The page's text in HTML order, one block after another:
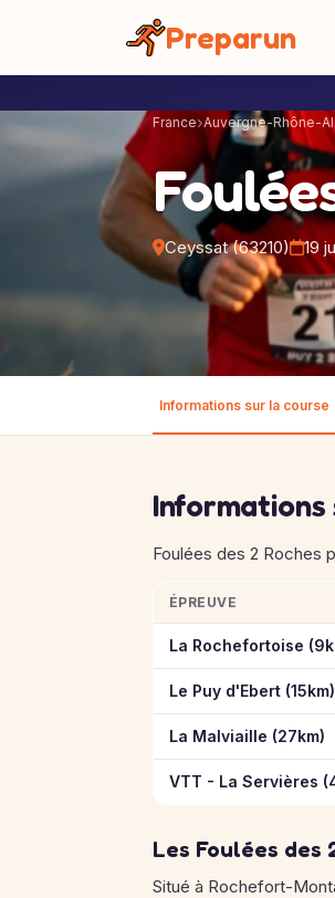
Preparun
France Auvergne-Rhône-
Ceyssat (63210) 19
Informations sur la course
Informations
Foulées des 2 Roches
Informations clés des
ÉPREUVE
La Rochefortoise
Le Puy d'Ebert (15km)
La Malviaille (27km)
VTT - La Servières
Les Foulées des
Situé à Rochefort-